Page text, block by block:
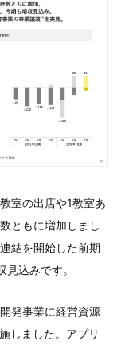
室の出店や1教室あ
ともに増加しまし
結を開始した前期
込みです。
発事業に経営資源
しました。アプリ